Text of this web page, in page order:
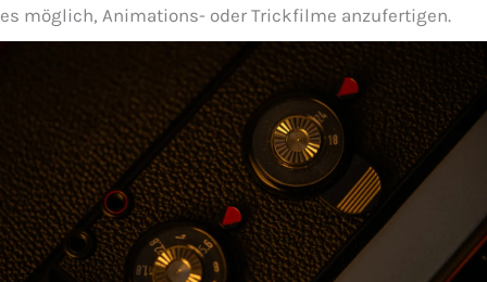
es möglich, Animations- oder Trickfilme anzufertigen.